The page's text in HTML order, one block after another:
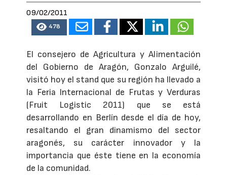
09/02/2011
478
El consejero de Agricultura y Alimentación
del Gobierno de Aragón, Gonzalo Arguilé,
visitó hoy el stand que su región ha llevado a
la Feria Internacional de Frutas y Verduras
(Fruit Logistic 2011) que se está
desarrollando en Berlín desde el día de hoy,
resaltando el gran dinamismo del sector
aragonés, su carácter innovador y la
importancia que éste tiene en la economía
de la comunidad.